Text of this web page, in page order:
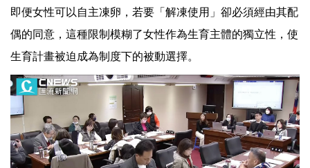
即便女性可以自主凍卵，若要「解凍使用」卻必須經由其配
偶的同意，這種限制模糊了女性作為生育主體的獨立性，使
生育計畫被迫成為制度下的被動選擇。